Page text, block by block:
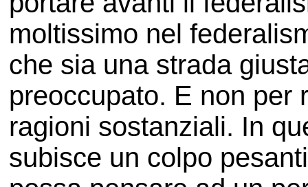
moltissimo nel
che sia una strada
preoccupato. E non per
ragioni sostanziali. In
subisce un colpo